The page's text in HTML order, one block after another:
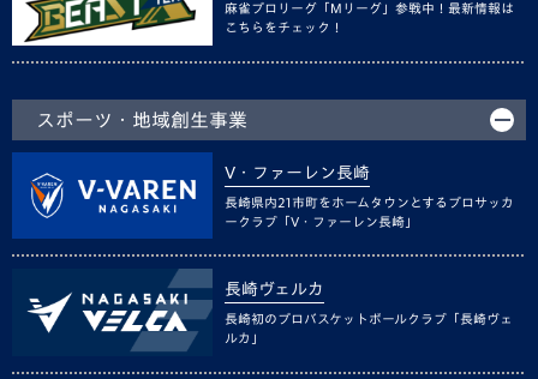
麻雀プロリーグ「Mリーグ」参戦中！最新情報は
こちらをチェック！
スポーツ・地域創生事業
V・ファーレン長崎
長崎県内21市町をホームタウンとするプロサッカ
ークラブ「V・ファーレン長崎」
長崎ヴェルカ
長崎初のプロバスケットボールクラブ「長崎ヴェ
ルカ」